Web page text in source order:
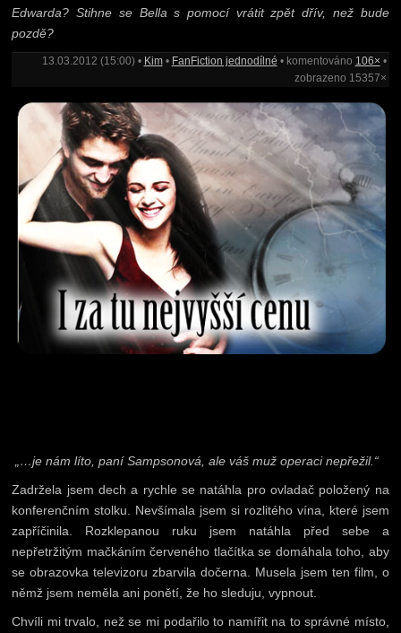
Edwarda? Stihne se Bella s pomocí vrátit zpět dřív, než bude
pozdě?
13.03.2012 (15:00) • Kim• FanFiction jednodílné • komentováno 106× •
zobrazeno 15357×
„…je nám líto, paní Sampsonová, ale váš muž operaci nepřežil.“
Zadržela jsem dech a rychle se natáhla pro ovladač položený na
konferenčním stolku. Nevšímala jsem si rozlitého vína, které jsem
zapříčinila. Rozklepanou ruku jsem natáhla před sebe a
nepřetržitým mačkáním červeného tlačítka se domáhala toho, aby
se obrazovka televizoru zbarvila dočerna. Musela jsem ten film, o
němž jsem neměla ani ponětí, že ho sleduju, vypnout.
Chvíli mi trvalo, než se mi podařilo to namířit na to správné místo,